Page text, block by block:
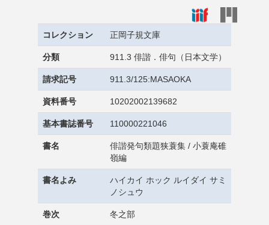
コレクション 正岡子規文庫
分類 911.3 俳諧．俳句（日本文学）
請求記号 911.3/125:MASAOKA
資料番号 10202002139682
基本書誌番号 110000221046
書名
俳諧発句類題狭蓑集 / 小蓑庵碓
嶺編
書名よみ
ハイカイ ホック ルイダイ サミ
ノシュウ
巻次 冬之部